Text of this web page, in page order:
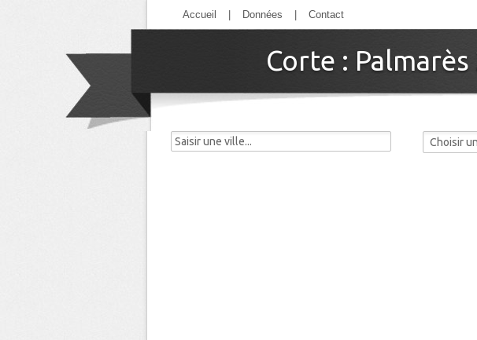
Accueil Données Contact
Corte :